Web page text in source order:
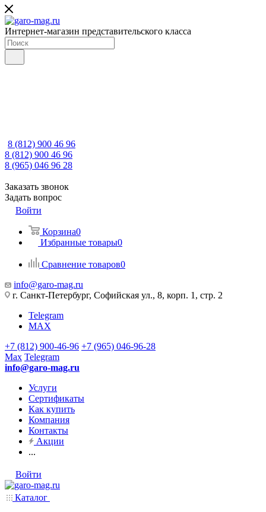
Интернет-магазин представительского класса
8 (812) 900 46 96
8 (812) 900 46 96
8 (965) 046 96 28
Заказать звонок
Задать вопрос
Войти
Корзина0
Избранные товары0
Сравнение товаров0
info@garo-mag.ru
г. Санкт-Петербург, Софийская ул., 8, корп. 1, стр. 2
Telegram
MAX
+7 (812) 900-46-96 +7 (965) 046-96-28
Max Telegram
info@garo-mag.ru
Услуги
Сертификаты
Как купить
Компания
Контакты
Акции
...
Войти
Каталог